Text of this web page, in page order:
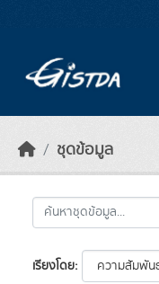
ชุดข้อมูล
เรียงโดย